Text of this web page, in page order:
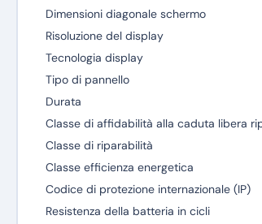
Dimensioni diagonale schermo
Risoluzione del display
Tecnologia display
Tipo di pannello
Durata
Classe di affidabilità alla caduta libera
Classe di riparabilità
Classe efficienza energetica
Codice di protezione internazionale (IP)
Resistenza della batteria in cicli